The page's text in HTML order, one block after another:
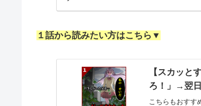
１話から読みたい方はこちら▼
【スカッと
ろ！」→翌
こちらもおすす